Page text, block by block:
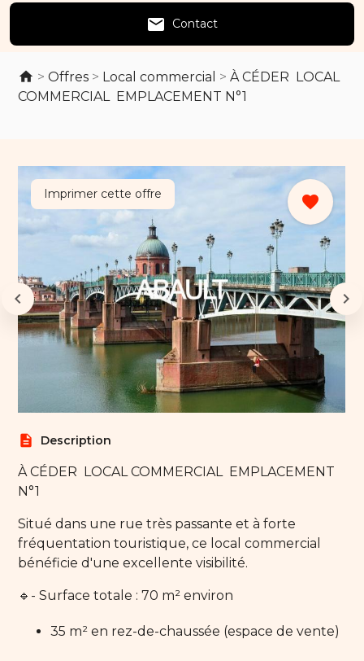
email Contact
>Offres > Local commercial >À CÉDER  LOCAL
COMMERCIAL  EMPLACEMENT N°1
favorite
Imprimer cette offre
description Description
À CÉDER  LOCAL COMMERCIAL  EMPLACEMENT
N°1
Situé dans une rue très passante et à forte
fréquentation touristique, ce local commercial
bénéficie d'une excellente visibilité.
🔹- Surface totale : 70 m² environ
35 m² en rez-de-chaussée (espace de vente)